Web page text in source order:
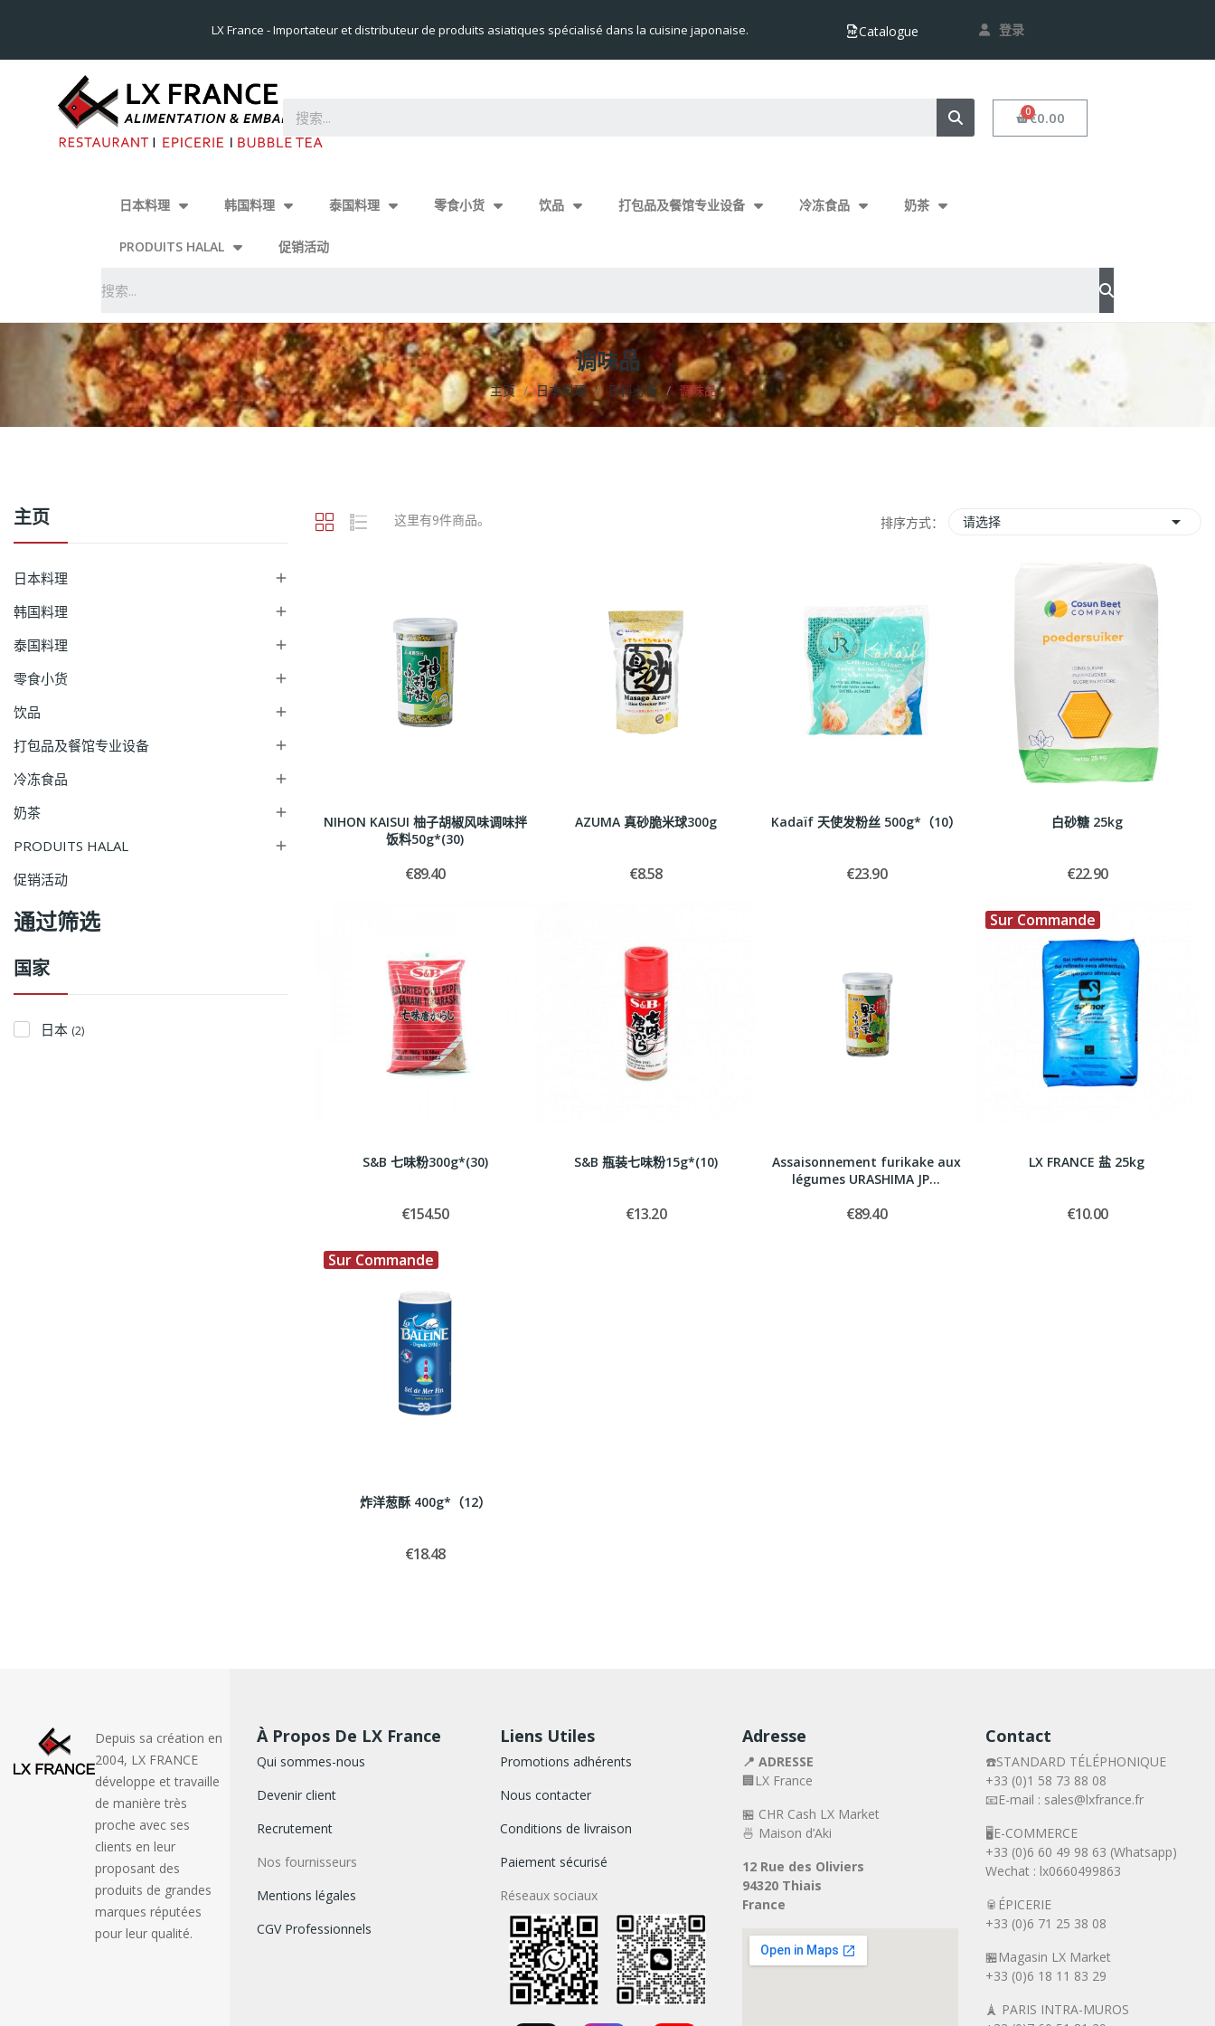
LX France - Importateur et distributeur de produits asiatiques spécialisé dans la cuisine japonaise. Catalogue 登录
€0.00
日本料理 韩国料理 泰国料理 零食小货 饮品 打包品及餐馆专业设备 冷冻食品 奶茶
PRODUITS HALAL 促销活动
调味品
主页 日本料理 日料必备 调味品
主页
日本料理 
韩国料理 
泰国料理 
零食小货 
饮品 
打包品及餐馆专业设备 
冷冻食品 
奶茶 
PRODUITS HALAL 
促销活动
通过筛选
国家
日本 (2)
这里有9件商品。 排序方式： 请选择 
NIHON KAISUI 柚子胡椒风味调味拌
饭料50g*(30)
€89.40
AZUMA 真砂脆米球300g
€8.58
Kadaïf 天使发粉丝 500g*（10）
€23.90
白砂糖 25kg
€22.90
S&B 七味粉300g*(30)
€154.50
S&B 瓶装七味粉15g*(10)
€13.20
Assaisonnement furikake aux
légumes URASHIMA JP...
€89.40
Sur Commande
LX FRANCE 盐 25kg
€10.00
Sur Commande
炸洋葱酥 400g*（12）
€18.48
Depuis sa création en
2004, LX FRANCE
développe et travaille
de manière très
proche avec ses
clients en leur
proposant des
produits de grandes
marques réputées
pour leur qualité.
À Propos De LX France
Qui sommes-nous
Devenir client
Recrutement
Nos fournisseurs
Mentions légales
CGV Professionnels
Liens Utiles
Promotions adhérents
Nous contacter
Conditions de livraison
Paiement sécurisé
Réseaux sociaux
Adresse
📍 ADRESSE
🏢LX France
🏪 CHR Cash LX Market
🍜 Maison d’Aki
12 Rue des Oliviers
94320 Thiais
France
Contact
☎️STANDARD TÉLÉPHONIQUE
+33 (0)1 58 73 88 08
📧E-mail : sales@lxfrance.fr
🖥️E-COMMERCE
+33 (0)6 60 49 98 63 (Whatsapp)
Wechat : lx0660499863
🥫ÉPICERIE
+33 (0)6 71 25 38 08
🏪Magasin LX Market
+33 (0)6 18 11 83 29
🗼 PARIS INTRA-MUROS